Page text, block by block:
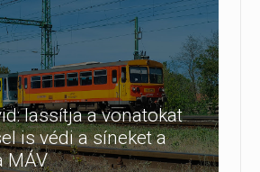
lassítja a vonatokat
is védi a síneket a
MÁV